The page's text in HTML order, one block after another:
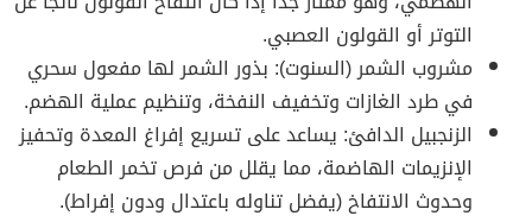
التوتر أو القولون العصبي.
مشروب الشمر (السنوت): بذور الشمر لها مفعول سحري
في طرد الغازات وتخفيف النفخة، وتنظيم عملية الهضم.
الزنجبيل الدافئ: يساعد على تسريع إفراغ المعدة وتحفيز
الإنزيمات الهاضمة، مما يقلل من فرص تخمر الطعام
وحدوث الانتفاخ (يفضل تناوله باعتدال ودون إفراط).